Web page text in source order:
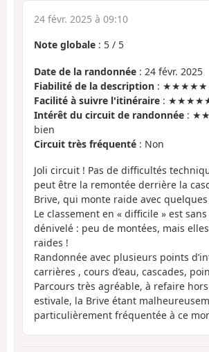
24 févr. 2025 à 09:10
Note globale : 5 / 5
Date de la randonnée : 24 févr. 2025
Fiabilité de la description : ★★★★★
Facilité à suivre l'itinéraire : ★★★★★
Intérêt du circuit de randonnée :
bien
Circuit très fréquenté : Non
Joli circuit ! Pas de difficultés
peut être la remontée derrière la
Brive, qui monte raide avec quelques
Le classement en « difficile » est
dénivelé : peu de montées, mais
raides !
Randonnée avec plusieurs points
carrières , cours d’eau, cascades,
Parcours très agréable, à refaire
estivale, la Brive étant
particulièrement fréquentée à ce